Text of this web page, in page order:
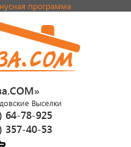
программа
Выселки
64-78-925
357-40-53